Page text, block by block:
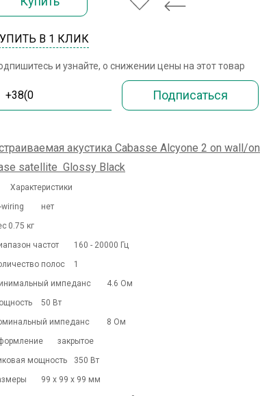
В 1 КЛИК
и узнайте, о снижении цены на этот товар
акустика Cabasse Alcyone 2 on wall/on
satellite Glossy Black
wiring
нет
0.75 кг
частот
160 - 20000 Гц
полос
1
импеданс
4.6 Ом
50 Вт
импеданс
8 Ом
закрытое
мощность
350 Вт
99 x 99 x 99 мм